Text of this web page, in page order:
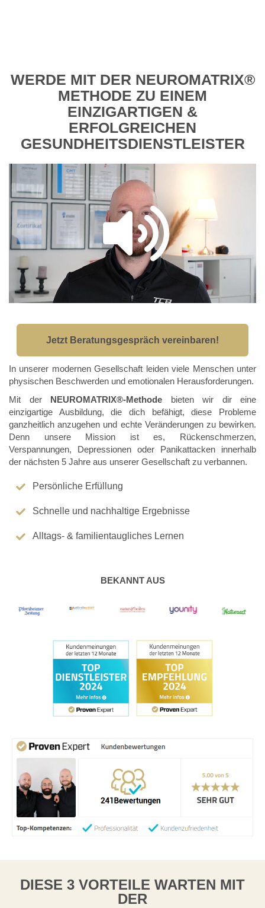
WERDE MIT DER NEUROMATRIX®
METHODE ZU EINEM
EINZIGARTIGEN &
ERFOLGREICHEN
GESUNDHEITSDIENSTLEISTER
Jetzt Beratungsgespräch vereinbaren!
In unserer modernen Gesellschaft leiden viele Menschen unter
physischen Beschwerden und emotionalen Herausforderungen.
Mit der NEUROMATRIX®-Methode bieten wir dir eine
einzigartige Ausbildung, die dich befähigt, diese Probleme
ganzheitlich anzugehen und echte Veränderungen zu bewirken.
Denn unsere Mission ist es, Rückenschmerzen,
Verspannungen, Depressionen oder Panikattacken innerhalb
der nächsten 5 Jahre aus unserer Gesellschaft zu verbannen.
Persönliche Erfüllung
Schnelle und nachhaltige Ergebnisse
Alltags- & familientaugliches Lernen
BEKANNT AUS
DIESE 3 VORTEILE WARTEN MIT
DER